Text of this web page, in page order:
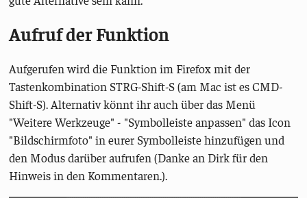
Aufruf der Funktion
Aufgerufen wird die Funktion im Firefox mit der
Tastenkombination STRG-Shift-S (am Mac ist es CMD-
Shift-S). Alternativ könnt ihr auch über das Menü
"Weitere Werkzeuge" - "Symbolleiste anpassen" das Icon
"Bildschirmfoto" in eurer Symbolleiste hinzufügen und
den Modus darüber aufrufen (Danke an Dirk für den
Hinweis in den Kommentaren.).